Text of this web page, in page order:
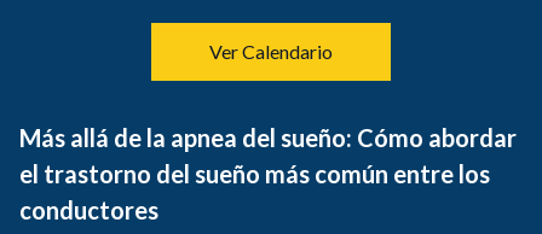
Ver Calendario
Más allá de la apnea del sueño: Cómo abordar
el trastorno del sueño más común entre los
conductores